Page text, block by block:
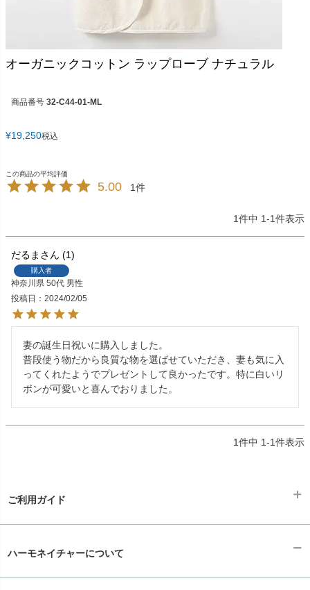
オーガニックコットン ラップローブ ナチュラル
商品番号 32-C44-01-ML
¥19,250税込
5.00 1
1件中 1-1件表示
だるま 1
購入者
神奈川県 50代 男性
投稿日
2024/02/05
妻の誕生日祝いに購入しました。
普段使う物だから良質な物を選ばせていただき、妻も気に入
ってくれたようでプレゼントして良かったです。特に白いリ
1件中 1-1件表示
ご利用ガイド
ハーモネイチャーについて